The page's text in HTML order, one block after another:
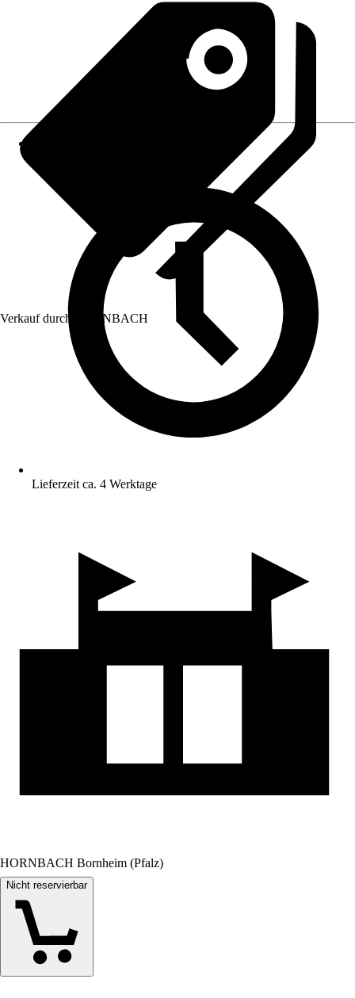
Verkauf durch: HORNBACH
Lieferzeit ca. 4 Werktage
HORNBACH Bornheim (Pfalz)
Nicht reservierbar